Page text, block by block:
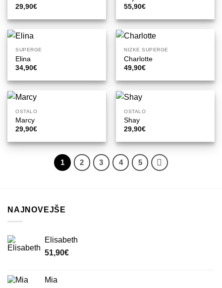
29,90€
55,90€
SUPERGE
Elina
34,90€
NIZKE SUPERGE
Charlotte
49,90€
OSTALO
Marcy
29,90€
OSTALO
Shay
29,90€
1 2 3 4 5
NAJNOVEJŠE
Elisabeth
51,90€
Mia